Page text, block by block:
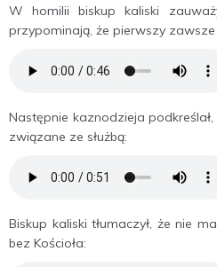
W homilii biskup kaliski
przypominają, że pierwszy zawsze
Następnie kaznodzieja
związane ze służbą:
Biskup kaliski tłumaczył, że nie
bez Kościoła: